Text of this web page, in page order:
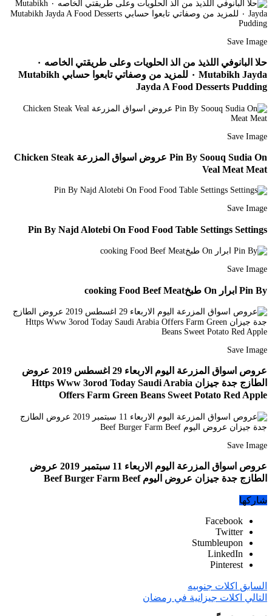
Save Image
حلا البانوفي اللذيذ من الذ الحلويات وعلى طريقتي الخاصه ٠
Mutabikh Jayda ٠ للمزيد من وصفاتي تابعوا حسابي Mutabikh
Jayda A Food Desserts Pudding
Save Image
Pin By Soouq Sudia On عروض اسواق المزرعة Chicken Steak
Veal Meat Meat
Save Image
Pin By Najd Alotebi On Food Food Table Settings Settings
Save Image
Pin By ابرار On طبخcooking Food Beef Meat
Save Image
عروص اسواق المزرعة اليوم الاربعاء 29 اغسطس 2019 عروض
الطازج جدة جيزان Https Www 3orod Today Saudi Arabia
Offers Farm Green Beans Sweet Potato Red Apple
Save Image
عروص اسواق المزرعة اليوم الاربعاء 11 سبتمبر 2019 عروض
الطازج جدة جيزان عروض اليوم Beef Burger Farm Beef
شاركها
Facebook
Twitter
Stumbleupon
LinkedIn
Pinterest
السابق اكلات جنوبيه
التالي اكلات جيزانية في رمضان